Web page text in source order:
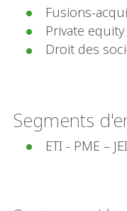
Fusions-
Private equity
Droit des
Segments
ETI - PME – JEI